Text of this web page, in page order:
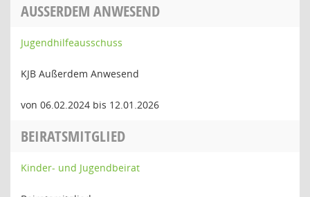
AUSSERDEM ANWESEND
Jugendhilfeausschuss
KJB Außerdem Anwesend
von 06.02.2024 bis 12.01.2026
BEIRATSMITGLIED
Kinder- und Jugendbeirat